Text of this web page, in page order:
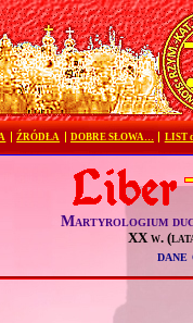
ŹRÓDŁA DOBRE SŁOWA… LIST
Martyrologium
XX w.
dane